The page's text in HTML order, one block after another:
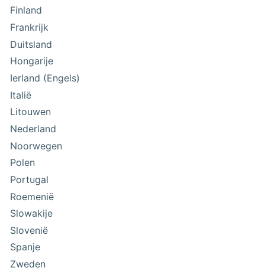
Finland
Frankrijk
Duitsland
Hongarije
Ierland (Engels)
Italië
Litouwen
Nederland
Noorwegen
Polen
Portugal
Roemenië
Slowakije
Slovenië
Spanje
Zweden